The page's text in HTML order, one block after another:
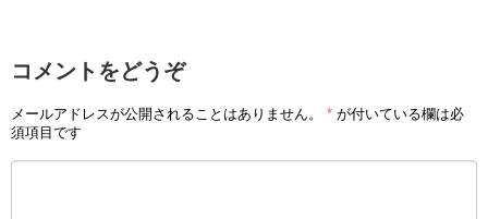
コメントをどうぞ
メールアドレスが公開されることはありません。 * が付いている欄は必
須項目です